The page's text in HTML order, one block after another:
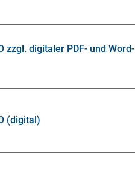
zzgl. digitaler PDF- und Word-
(digital)